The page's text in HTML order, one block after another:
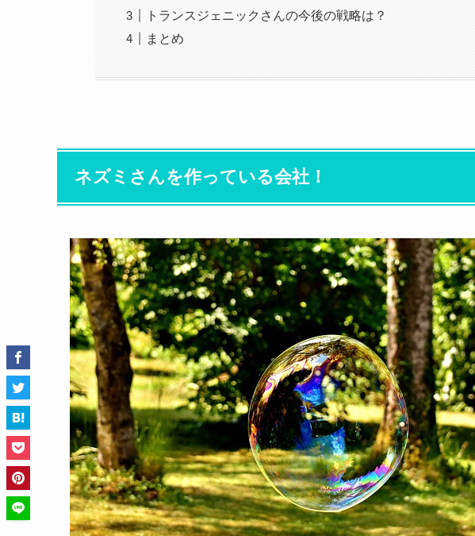
トランスジェニックさんの今後の戦略は？
まとめ
ネズミさんを作っている会社！